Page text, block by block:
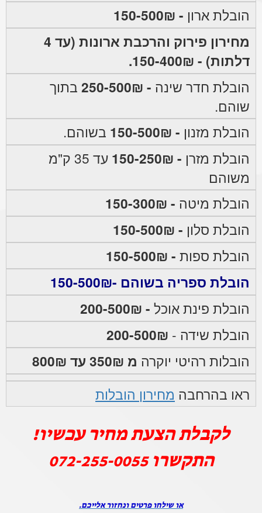
הובלת ארון - 150-500₪
מחירון פירוק והרכבת ארונות (עד 4
דלתות) - 150-400₪.
הובלת חדר שינה - 250-500₪
בתוך
שוהם.
הובלת מזנון - 150-500₪
בשוהם.
הובלת מזרן - 150-250₪
עד 35 ק"מ
משוהם
הובלת מיטה - 150-300₪
הובלת סלון - 150-500₪
הובלת ספות - 150-500₪
הובלת ספריה בשוהם -150-500₪
הובלת פינת אוכל - 200-500₪
הובלת שידה - 200-500₪
הובלות רהיטי יוקרה מ 350₪ עד 800₪
ראו בהרחבה מחירון הובלות
לקבלת הצעת מחיר עכשיו!
התקשרו072-255-0055
או שילחו פרטים ונחזור אלייכם.